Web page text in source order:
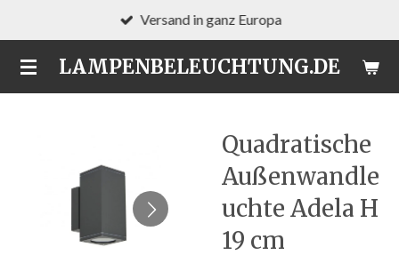
Hauptinhalt
springenLAMPENBELEUCHTUNG.DE
Versand in ganz Europa
Quadratische
Außenwandle
uchte Adela H
19 cm